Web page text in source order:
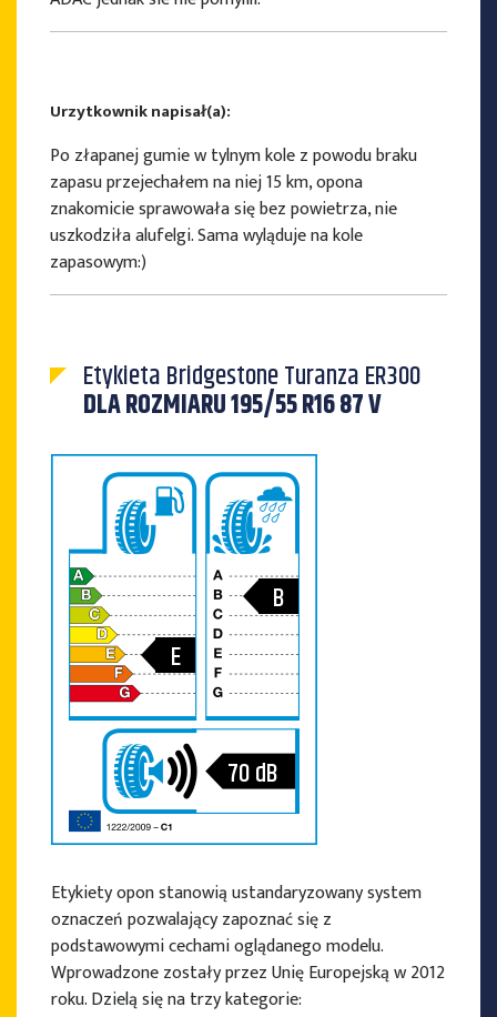
Urzytkownik napisał(a):
Po złapanej gumie w tylnym kole z powodu braku
zapasu przejechałem na niej 15 km, opona
znakomicie sprawowała się bez powietrza, nie
uszkodziła alufelgi. Sama wyląduje na kole
zapasowym:)
Etykieta Bridgestone Turanza ER300
DLA ROZMIARU 195/55 R16 87 V
E
B
70dB
Etykiety opon stanowią ustandaryzowany system
oznaczeń pozwalający zapoznać się z
podstawowymi cechami oglądanego modelu.
Wprowadzone zostały przez Unię Europejską w 2012
roku. Dzielą się na trzy kategorie: